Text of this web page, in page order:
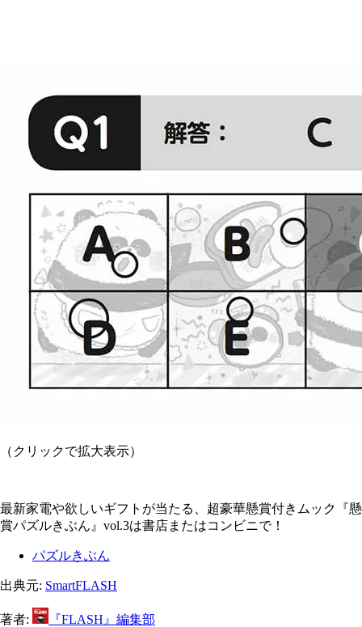
（クリックで拡大表示）
最新家電や欲しいギフトが当たる、超豪華懸賞付きムック『懸
賞パズルきぶん』vol.3は書店またはコンビニで！
パズルきぶん
出典元: SmartFLASH
著者: 『FLASH』編集部